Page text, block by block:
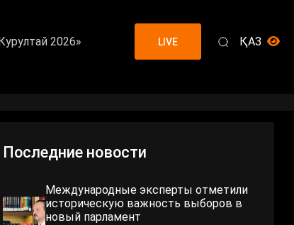
2026» LIVE ҚАЗ
Последние новости
Международные эксперты отметили
историческую важность выборов в
новый парламент